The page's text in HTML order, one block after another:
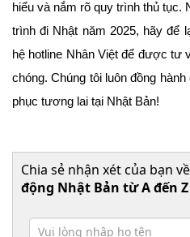
hiểu và nắm rõ quy trình thủ tục.
trình đi Nhật năm 2025, hãy để
hệ hotline Nhân Việt để được tư
chóng. Chúng tôi luôn đồng
phục tương lai tại Nhật Bản!
Chia sẻ nhận xét của bạn về
động Nhật Bản từ A đến Z